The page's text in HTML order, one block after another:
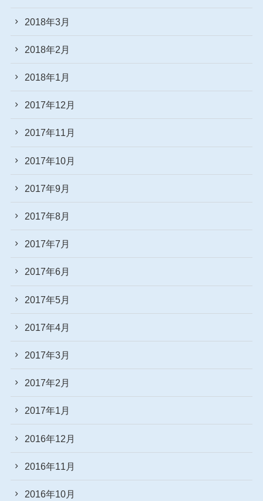
2018年3月
2018年2月
2018年1月
2017年12月
2017年11月
2017年10月
2017年9月
2017年8月
2017年7月
2017年6月
2017年5月
2017年4月
2017年3月
2017年2月
2017年1月
2016年12月
2016年11月
2016年10月